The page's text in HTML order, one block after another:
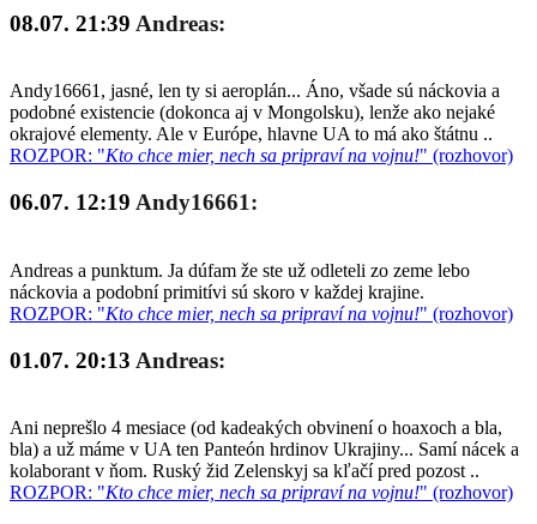
08.07. 21:39 Andreas:
Andy16661, jasné, len ty si aeroplán... Áno, všade sú náckovia a
podobné existencie (dokonca aj v Mongolsku), lenže ako nejaké
okrajové elementy. Ale v Európe, hlavne UA to má ako štátnu ..
ROZPOR: "Kto chce mier, nech sa pripraví na vojnu!" (rozhovor)
06.07. 12:19 Andy16661:
Andreas a punktum. Ja dúfam že ste už odleteli zo zeme lebo
náckovia a podobní primitívi sú skoro v každej krajine.
ROZPOR: "Kto chce mier, nech sa pripraví na vojnu!" (rozhovor)
01.07. 20:13 Andreas:
Ani neprešlo 4 mesiace (od kadeakých obvinení o hoaxoch a bla,
bla) a už máme v UA ten Panteón hrdinov Ukrajiny... Samí nácek a
kolaborant v ňom. Ruský žid Zelenskyj sa kľačí pred pozost ..
ROZPOR: "Kto chce mier, nech sa pripraví na vojnu!" (rozhovor)